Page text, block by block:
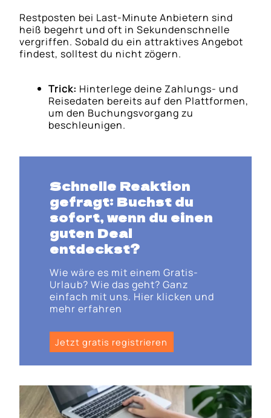
Restposten bei Last-Minute Anbietern sind
heiß begehrt und oft in Sekundenschnelle
vergriffen. Sobald du ein attraktives Angebot
findest, solltest du nicht zögern.
Trick: Hinterlege deine Zahlungs- und
Reisedaten bereits auf den Plattformen,
um den Buchungsvorgang zu
beschleunigen.
Schnelle Reaktion
gefragt: Buchst du
sofort, wenn du einen
guten Deal
entdeckst?
Wie wäre es mit einem Gratis-
Urlaub? Wie das geht? Ganz
einfach mit uns. Hier klicken und
mehr erfahren
Jetzt gratis registrieren